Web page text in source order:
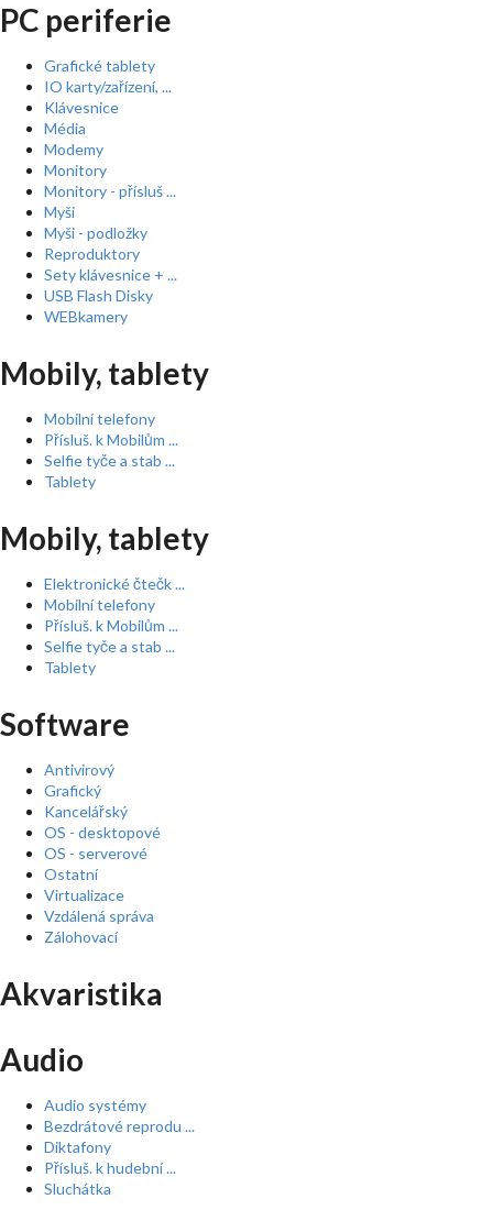
PC periferie
Grafické tablety
IO karty/zařízení, ...
Klávesnice
Média
Modemy
Monitory
Monitory - přísluš ...
Myši
Myši - podložky
Reproduktory
Sety klávesnice + ...
USB Flash Disky
WEBkamery
Mobily, tablety
Mobilní telefony
Přísluš. k Mobilům ...
Selfie tyče a stab ...
Tablety
Mobily, tablety
Elektronické čtečk ...
Mobilní telefony
Přísluš. k Mobilům ...
Selfie tyče a stab ...
Tablety
Software
Antivirový
Grafický
Kancelářský
OS - desktopové
OS - serverové
Ostatní
Virtualizace
Vzdálená správa
Zálohovací
Akvaristika
Audio
Audio systémy
Bezdrátové reprodu ...
Diktafony
Přísluš. k hudební ...
Sluchátka